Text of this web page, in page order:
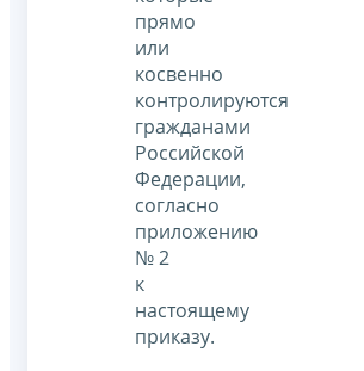
прямо
или
косвенно
контролируются
гражданами
Российской
Федерации,
согласно
приложению
№ 2
к
настоящему
приказу.